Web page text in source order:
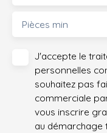
Pièces min
J'accepte le
personnelles
souhaitez pas
commerciale
vous inscrire
au démarchage